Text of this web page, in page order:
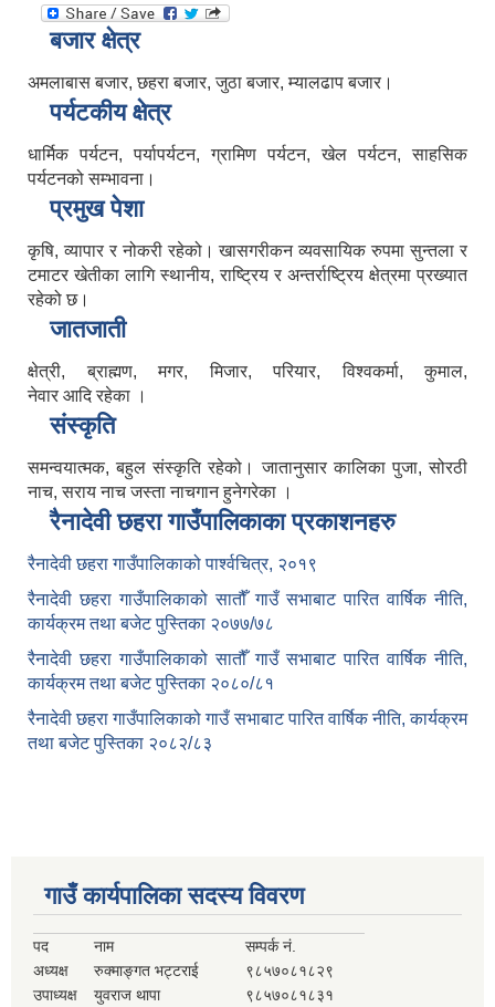
बजार क्षेत्र
अमलाबास बजार, छहरा बजार, जुठा बजार, म्यालढाप बजार।
पर्यटकीय क्षेत्र
धार्मिक पर्यटन, पर्यापर्यटन, ग्रामिण पर्यटन, खेल पर्यटन, साहसिक
पर्यटनको सम्भावना।
प्रमुख पेशा
कृषि, व्यापार र नोकरी रहेको। खासगरीकन व्यवसायिक रुपमा सुन्तला र
टमाटर खेतीका लागि स्थानीय, राष्ट्रिय र अन्तर्राष्ट्रिय क्षेत्रमा प्रख्यात
रहेको छ।
जातजाती
क्षेत्री, ब्राह्मण, मगर, मिजार, परियार, विश्वकर्मा, कुमाल,
नेवार आदि रहेका ।
संस्कृति
समन्वयात्मक, बहुल संस्कृति रहेको। जातानुसार कालिका पुजा, सोरठी
नाच, सराय नाच जस्ता नाचगान हुनेगरेका ।
रैनादेवी छहरा गाउँपालिकाका प्रकाशनहरु
रैनादेवी छहरा गाउँपालिकाको पार्श्वचित्र, २०१९
रैनादेवी छहरा गाउँपालिकाको सातौँ गाउँ सभाबाट पारित वार्षिक नीति,
कार्यक्रम तथा बजेट पुस्तिका २०७७/७८
रैनादेवी छहरा गाउँपालिकाको सातौँ गाउँ सभाबाट पारित वार्षिक नीति,
कार्यक्रम तथा बजेट पुस्तिका २०८०/८१
रैनादेवी छहरा गाउँपालिकाको गाउँ सभाबाट पारित वार्षिक नीति, कार्यक्रम
तथा बजेट पुस्तिका २०८२/८३
गाउँ कार्यपालिका सदस्य विवरण
पद नाम
सम्पर्क नं.
अध्यक्ष
रुक्माङ्गत भट्टराई
९८५७०८१८२९
उपाध्यक्ष
युवराज थापा ९८५७०८१८३१